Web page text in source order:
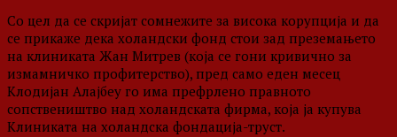
Со цел да се скријат сомнежите за висока корупција и да
се прикаже дека холандски фонд стои зад преземањето
на клиниката Жан Митрев (која се гони кривично за
измамничко профитерство), пред само еден месец
Клодијан Алајбеу го има префрлено правното
сопствеништво над холандската фирма, која ја купува
Клиниката на холандска фондација-труст.